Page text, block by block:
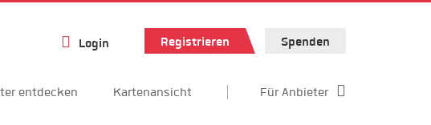
Login Registrieren Spenden
entdecken Kartenansicht Für Anbieter